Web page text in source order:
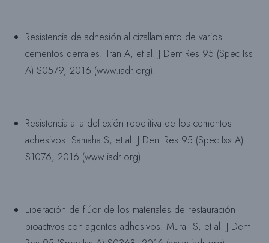
Resistencia de adhesión al cizallamiento de varios
cementos dentales. Tran A, et al. J Dent Res 95 (Spec Iss
A) S0579, 2016 (www.iadr.org).
Resistencia a la deflexión repetitiva de los cementos
adhesivos. Samaha S, et al. J Dent Res 95 (Spec Iss A)
S1076, 2016 (www.iadr.org).
Liberación de flúor de los materiales de restauración
bioactivos con agentes adhesivos. Murali S, et al. J Dent